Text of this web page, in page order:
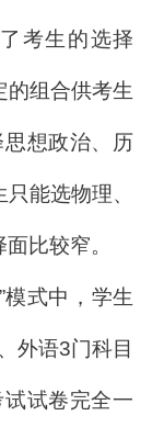
考生的选择
的组合供考生
想政治、历
能选物理、
比较窄。
模式中，学生
外语3门科目
试卷完全一